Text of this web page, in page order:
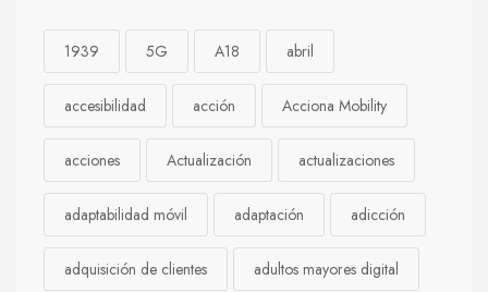
1939 5G A18 abril
accesibilidad acción Acciona Mobility
acciones Actualización actualizaciones
adaptabilidad móvil adaptación adicción
adquisición de clientes adultos mayores digital